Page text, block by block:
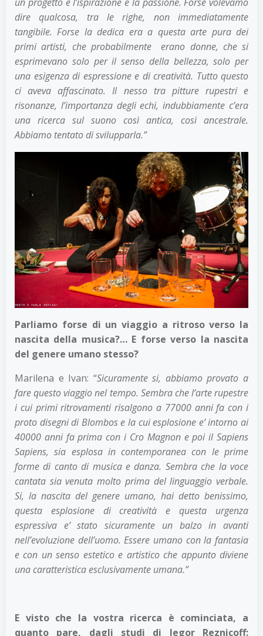
dire qualcosa, tra le righe, non immediatamente
tangibile. Forse la dedica era a questa arte pura dei
primi artisti, che probabilmente erano donne, che si
esprimevano solo per il senso della bellezza, solo per
una esigenza di espressione e di creatività. Tutto questo
ci aveva affascinato. Il nesso tra pitture rupestri e
risonanze, l’importanza degli echi, indubbiamente c’era
una ricerca sul suono così antica, così ancestrale.
Abbiamo tentato di svilupparla.”
Parliamo forse di un viaggio a ritroso verso la
nascita della musica?… E forse verso la nascita
del genere umano stesso?
Marilena e Ivan: “Sicuramente si, abbiamo provato a
fare questo viaggio nel tempo. Sembra che l’arte rupestre
i cui primi ritrovamenti risalgono a 77000 anni fa con i
proto disegni di Blombos e la cui esplosione e’ intorno ai
40000 anni fa prima con i Cro Magnon e poi il Sapiens
Sapiens, sia esplosa in contemporanea con le prime
forme di canto di musica e danza. Sembra che la voce
cantata sia venuta molto prima del linguaggio verbale.
Si, la nascita del genere umano, hai detto benissimo,
questa esplosione di creatività e questa urgenza
espressiva e’ stato sicuramente un balzo in avanti
nell’evoluzione dell’uomo. Essere umano con la fantasia
e con un senso estetico e artistico che appunto diviene
una caratteristica esclusivamente umana.”
E visto che la vostra ricerca è cominciata, a
quanto pare, dagli studi di Iegor Reznicoff: